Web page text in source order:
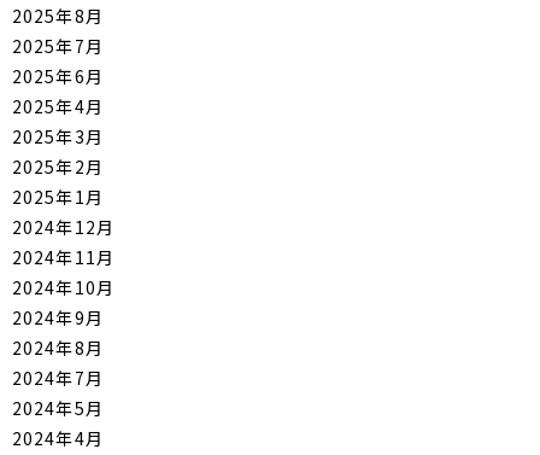
2025年8月
2025年7月
2025年6月
2025年4月
2025年3月
2025年2月
2025年1月
2024年12月
2024年11月
2024年10月
2024年9月
2024年8月
2024年7月
2024年5月
2024年4月